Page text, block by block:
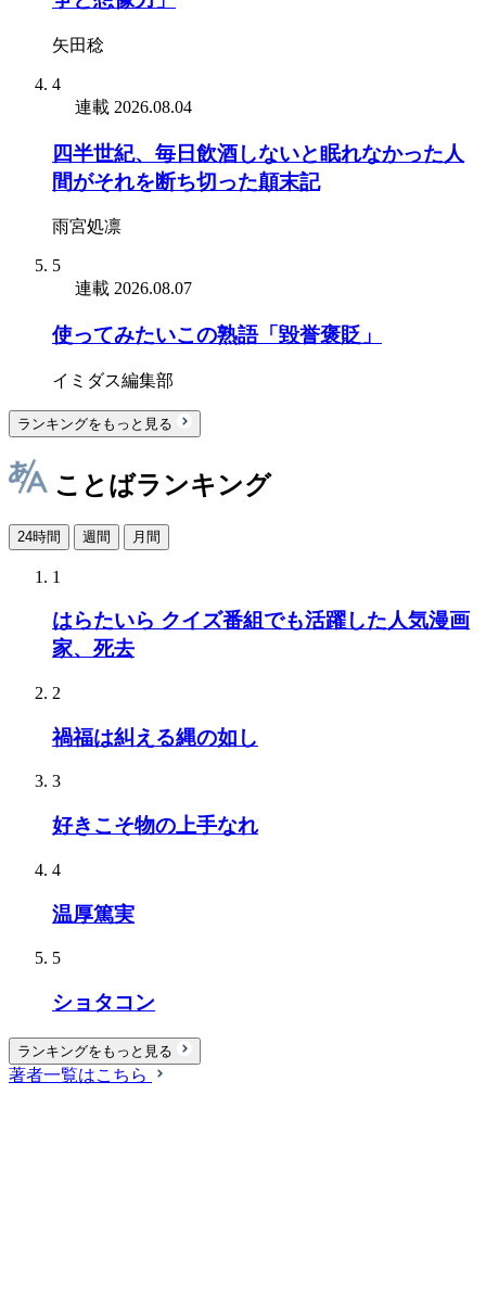
矢田稔
4
連載 2026.08.04
四半世紀、毎日飲酒しないと眠れなかった人
間がそれを断ち切った顛末記
雨宮処凛
5
連載 2026.08.07
使ってみたいこの熟語「毀誉褒貶」
イミダス編集部
ランキングをもっと見る
ことばランキング
24時間 週間 月間
1
はらたいら クイズ番組でも活躍した人気漫画
家、死去
2
禍福は糾える縄の如し
3
好きこそ物の上手なれ
4
温厚篤実
5
ショタコン
ランキングをもっと見る
著者一覧はこちら